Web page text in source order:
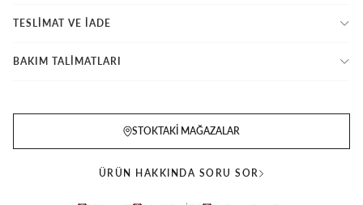
TESLİMAT VE İADE
BAKIM TALİMATLARI
STOKTAKI MAĞAZALAR
ÜRÜN HAKKINDA SORU SOR